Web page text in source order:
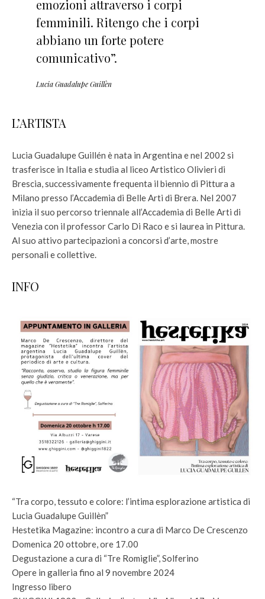
emozioni attraverso i corpi
femminili. Ritengo che i corpi
abbiano un forte potere
comunicativo”.
Lucia Guadalupe Guillèn
L’ARTISTA
Lucia Guadalupe Guillén è nata in Argentina e nel 2002 si
trasferisce in Italia e studia al liceo Artistico Olivieri di
Brescia, successivamente frequenta il biennio di Pittura a
Milano presso l’Accademia di Belle Arti di Brera. Nel 2007
inizia il suo percorso triennale all’Accademia di Belle Arti di
Venezia con il professor Carlo Di Raco e si laurea in Pittura.
Al suo attivo partecipazioni a concorsi d’arte, mostre
personali e collettive.
INFO
“Tra corpo, tessuto e colore: l’intima esplorazione artistica di
Lucia Guadalupe Guillèn”
Hestetika Magazine: incontro a cura di Marco De Crescenzo
Domenica 20 ottobre, ore 17.00
Degustazione a cura di “Tre Romiglie”, Solferino
Opere in galleria fino al 9 novembre 2024
Ingresso libero